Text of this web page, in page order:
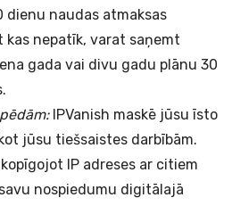
dienu naudas atmaksas
nepatīk, varat saņemt
gada vai divu gadu plānu 30
IPVanish maskē jūsu īsto
jūsu tiešsaistes darbībām.
IP adreses ar citiem
nospiedumu digitālajā